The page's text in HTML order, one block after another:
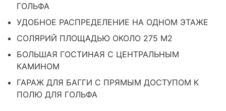
ГОЛЬФА
УДОБНОЕ РАСПРЕДЕЛЕНИЕ НА ОДНОМ ЭТАЖЕ
СОЛЯРИЙ ПЛОЩАДЬЮ ОКОЛО 275 М2
БОЛЬШАЯ ГОСТИНАЯ С ЦЕНТРАЛЬНЫМ
КАМИНОМ
ГАРАЖ ДЛЯ БАГГИ С ПРЯМЫМ ДОСТУПОМ К
ПОЛЮ ДЛЯ ГОЛЬФА